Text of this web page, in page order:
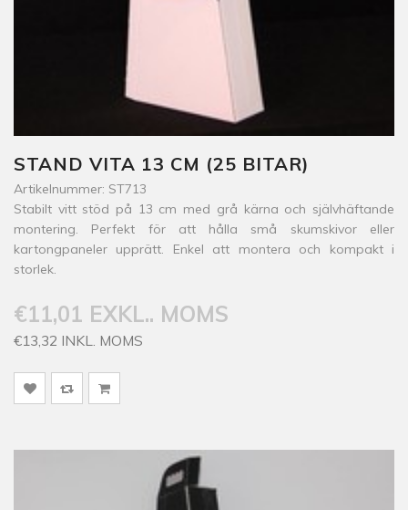
STAND VITA 13 CM (25 BITAR)
Artikelnummer: ST713
Stabilt vitt stöd på 13 cm med grå kärna och självhäftande
montering. Perfekt för att hålla små skumskivor eller
kartongpaneler upprätt. Enkel att montera och kompakt i
storlek.
€11,01 EXKL.. MOMS
€13,32 INKL. MOMS